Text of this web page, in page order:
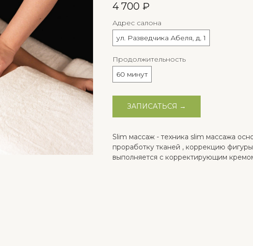
4 700 ₽
Адрес салона
ул. Разведчика Абеля, д. 1
Продолжительность
60 минут
ЗАПИСАТЬСЯ →
Slim массаж - техника slim массажа
проработку тканей , коррекцию
выполняется с корректирующим